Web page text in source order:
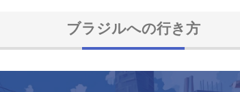
50%OFFセール
2%OFFクーポン TRIP1
(60日前) 1,000円OFFクーポン
ブラジルへの行き方